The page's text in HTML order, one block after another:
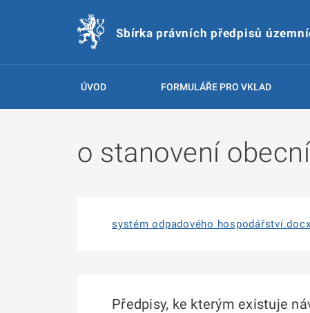
Sbírka právních předpisů
ÚVOD FORMULÁŘE PRO VKLAD
o stanovení
systém odpadového hospodářství.docx
Předpisy, ke kterým existuje